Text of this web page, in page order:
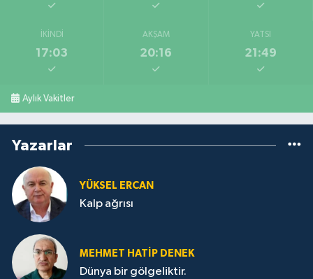
İKINDI
17:03
AKŞAM
20:16
YATSI
21:49
Aylık Vakitler
Yazarlar
YÜKSEL ERCAN
Kalp ağrısı
MEHMET HATİP DENEK
Dünya bir gölgeliktir.